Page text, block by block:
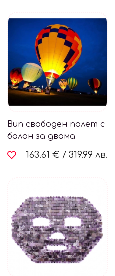
Вип свободен полет с
балон за двама
163.61 € / 319.99 лв.